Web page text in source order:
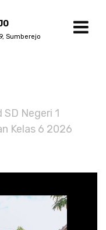
Sumberejo
Negeri 1
Kelas 6 2026